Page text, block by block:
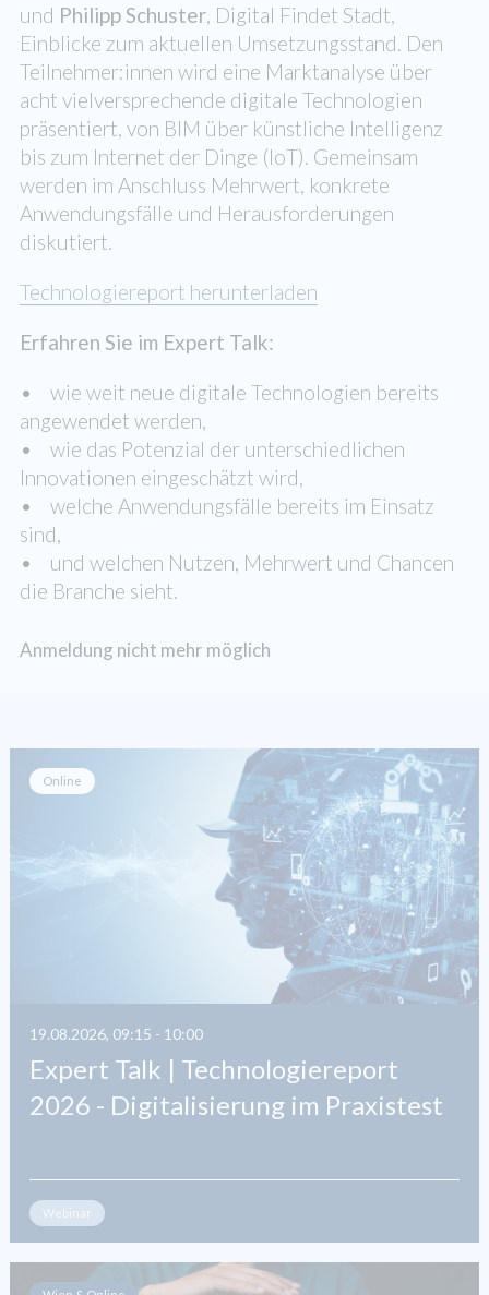
und Philipp Schuster, Digital Findet Stadt,
Einblicke zum aktuellen Umsetzungsstand. Den
Teilnehmer:innen wird eine Marktanalyse über
acht vielversprechende digitale Technologien
präsentiert, von BIM über künstliche Intelligenz
bis zum Internet der Dinge (IoT). Gemeinsam
werden im Anschluss Mehrwert, konkrete
Anwendungsfälle und Herausforderungen
diskutiert.
Technologiereport herunterladen
Erfahren Sie im Expert Talk:
• wie weit neue digitale Technologien bereits
angewendet werden,
• wie das Potenzial der unterschiedlichen
Innovationen eingeschätzt wird,
• welche Anwendungsfälle bereits im Einsatz
sind,
• und welchen Nutzen, Mehrwert und Chancen
die Branche sieht.
Anmeldung nicht mehr möglich
Online
19.08.2026, 09:15 - 10:00
Expert Talk | Technologiereport
2026 - Digitalisierung im Praxistest
Webinar